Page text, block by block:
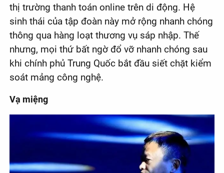
thị trường thanh toán online trên di động. Hệ
sinh thái của tập đoàn này mở rộng nhanh chóng
thông qua hàng loạt thương vụ sáp nhập. Thế
nhưng, mọi thứ bất ngờ đổ vỡ nhanh chóng sau
khi chính phủ Trung Quốc bắt đầu siết chặt kiểm
soát mảng công nghệ.
Vạ miệng